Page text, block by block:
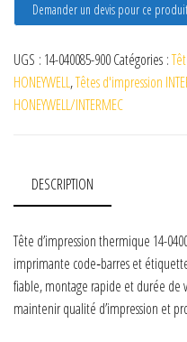
Demander un devis pour ce produit
UGS : 14-040085-900Catégories :
HONEYWELL,Têtes d'impression
HONEYWELL/INTERMEC
DESCRIPTION
Tête d’impression thermique 14-
imprimante code‑barres et
fiable, montage rapide et durée
maintenir qualité d’impression et